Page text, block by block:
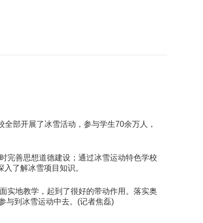
部开展了冰雪活动，参与学生70余万人，
完善思想道德建设；通过冰雪运动特色学校
了解冰雪项目知识。
实地教学，起到了很好的带动作用。落实奥
与到冰雪运动中去。(记者焦磊)